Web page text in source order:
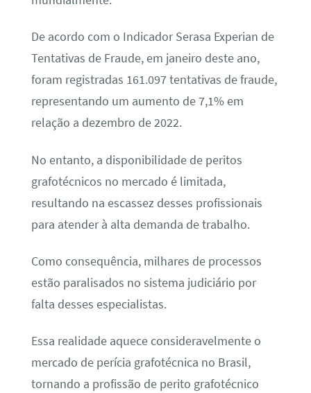
De acordo com o Indicador Serasa Experian de
Tentativas de Fraude, em janeiro deste ano,
foram registradas 161.097 tentativas de fraude,
representando um aumento de 7,1% em
relação a dezembro de 2022.
No entanto, a disponibilidade de peritos
grafotécnicos no mercado é limitada,
resultando na escassez desses profissionais
para atender à alta demanda de trabalho.
Como consequência, milhares de processos
estão paralisados no sistema judiciário por
falta desses especialistas.
Essa realidade aquece consideravelmente o
mercado de perícia grafotécnica no Brasil,
tornando a profissão de perito grafotécnico